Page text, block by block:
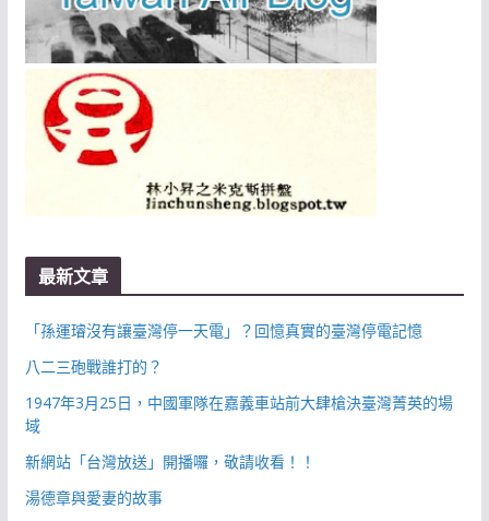
最新文章
「孫運璿沒有讓臺灣停一天電」？回憶真實的臺灣停電記憶
八二三砲戰誰打的？
1947年3月25日，中國軍隊在嘉義車站前大肆槍決臺灣菁英的場
域
新網站「台灣放送」開播囉，敬請收看！！
湯德章與愛妻的故事